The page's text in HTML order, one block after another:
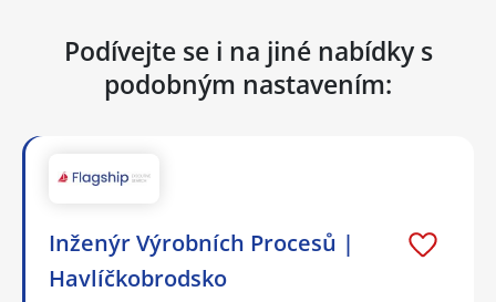
Podívejte se i na jiné nabídky s
podobným nastavením:
Inženýr Výrobních Procesů |
Havlíčkobrodsko